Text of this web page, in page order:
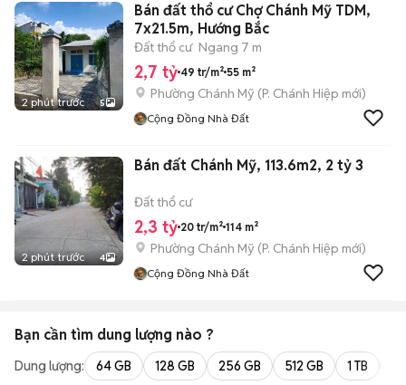
2 phút trước 5
Bán đất thổ cư Chợ Chánh Mỹ TDM,
7x21.5m, Hướng Bắc
Đất thổ cư Ngang 7 m
2,7 tỷ 49 tr/m² 55 m²
Phường Chánh Mỹ (P. Chánh Hiệp mới)
Cộng Đồng Nhà Đất
2 phút trước 4
Bán đất Chánh Mỹ, 113.6m2, 2 tỷ 3
Đất thổ cư
2,3 tỷ 20 tr/m² 114 m²
Phường Chánh Mỹ (P. Chánh Hiệp mới)
Cộng Đồng Nhà Đất
Bạn cần tìm dung lượng nào ?
Dung lượng: 64 GB 128 GB 256 GB 512 GB 1 TB